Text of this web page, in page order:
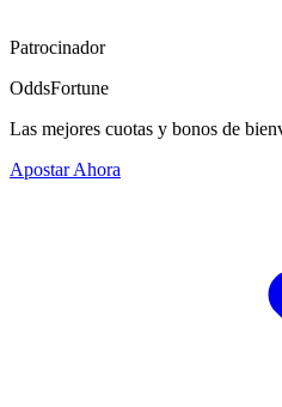
Patrocinador
OddsFortune
Las mejores cuotas y bonos de
Apostar Ahora